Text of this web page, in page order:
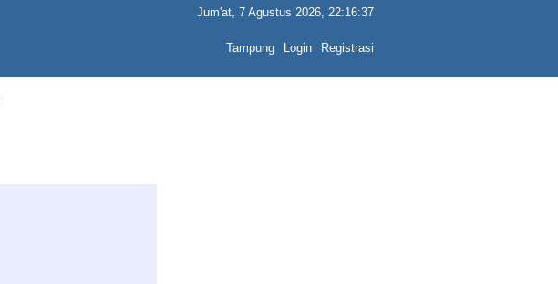
Jum'at, 7 Agustus 2026, 22:16:37
Tampung Login Registrasi